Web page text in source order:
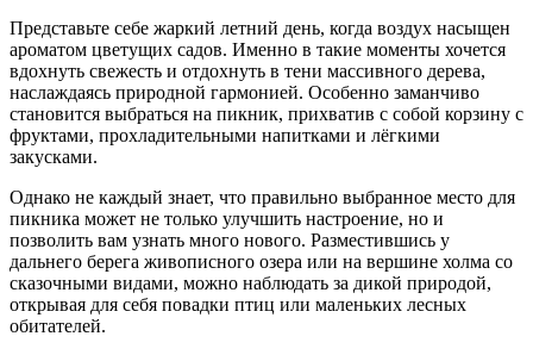
Представьте себе жаркий летний день, когда воздух насыщен
ароматом цветущих садов. Именно в такие моменты хочется
вдохнуть свежесть и отдохнуть в тени массивного дерева,
наслаждаясь природной гармонией. Особенно заманчиво
становится выбраться на пикник, прихватив с собой корзину с
фруктами, прохладительными напитками и лёгкими
закусками.
Однако не каждый знает, что правильно выбранное место для
пикника может не только улучшить настроение, но и
позволить вам узнать много нового. Разместившись у
дальнего берега живописного озера или на вершине холма со
сказочными видами, можно наблюдать за дикой природой,
открывая для себя повадки птиц или маленьких лесных
обитателей.